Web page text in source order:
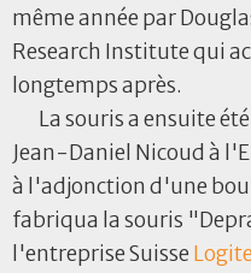
même année par
Research Institute qui
longtemps après.
La souris a ensuite
Jean-Daniel Nicoud à
à l'adjonction d'une
fabriqua la souris
l'entreprise Suisse